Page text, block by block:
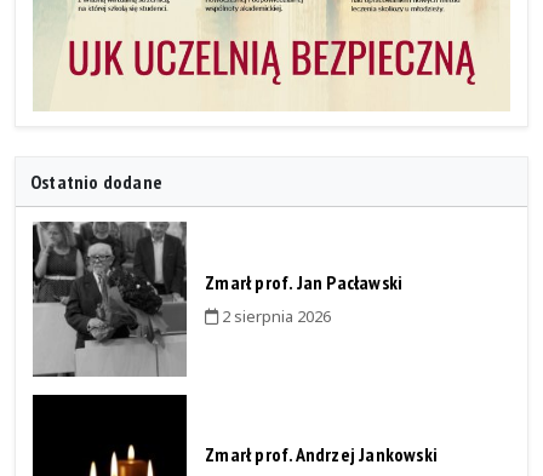
Ostatnio dodane
Zmarł prof. Jan Pacławski
2 sierpnia 2026
Zmarł prof. Andrzej Jankowski